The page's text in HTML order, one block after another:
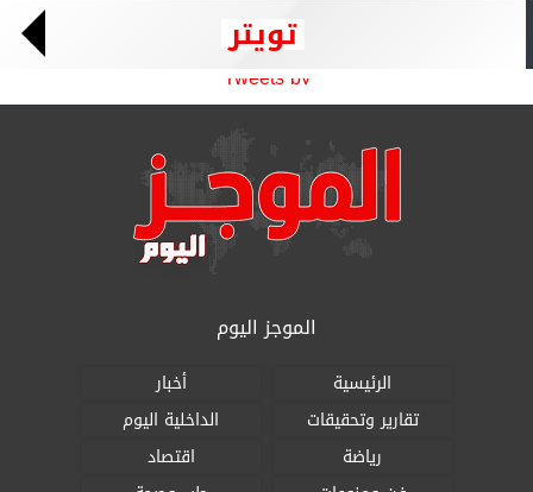
تويتر
Tweets by
الموجز اليوم
الرئيسية
أخبار
تقارير وتحقيقات
الداخلية اليوم
رياضة
اقتصاد